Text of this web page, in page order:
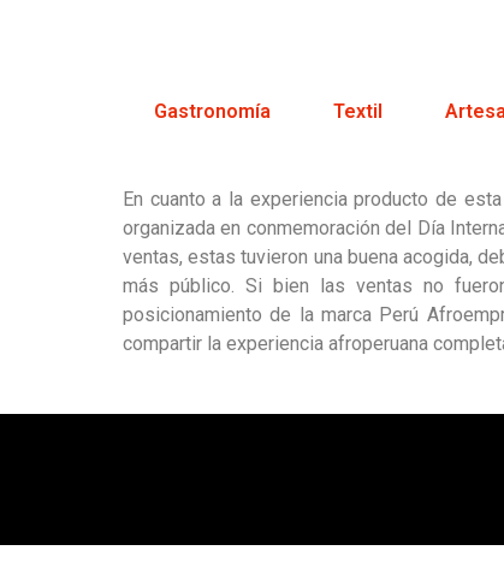
Gastronomía Textil
En cuanto a la experiencia producto de
organizada en conmemoración del Día
ventas, estas tuvieron una buena acogida,
más público. Si bien las ventas no
posicionamiento de la marca Perú
compartir la experiencia afroperuana